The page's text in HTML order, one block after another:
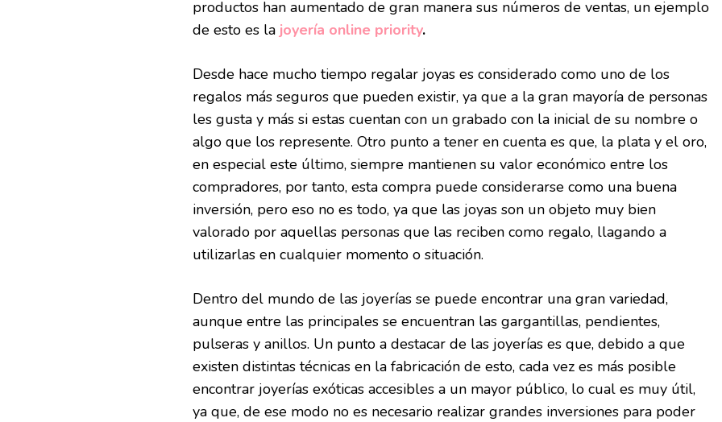
productos han aumentado de gran manera sus números de ventas, un ejemplo
de esto es la joyería online priority.
Desde hace mucho tiempo regalar joyas es considerado como uno de los
regalos más seguros que pueden existir, ya que a la gran mayoría de personas
les gusta y más si estas cuentan con un grabado con la inicial de su nombre o
algo que los represente. Otro punto a tener en cuenta es que, la plata y el oro,
en especial este último, siempre mantienen su valor económico entre los
compradores, por tanto, esta compra puede considerarse como una buena
inversión, pero eso no es todo, ya que las joyas son un objeto muy bien
valorado por aquellas personas que las reciben como regalo, llagando a
utilizarlas en cualquier momento o situación.
Dentro del mundo de las joyerías se puede encontrar una gran variedad,
aunque entre las principales se encuentran las gargantillas, pendientes,
pulseras y anillos. Un punto a destacar de las joyerías es que, debido a que
existen distintas técnicas en la fabricación de esto, cada vez es más posible
encontrar joyerías exóticas accesibles a un mayor público, lo cual es muy útil,
ya que, de ese modo no es necesario realizar grandes inversiones para poder